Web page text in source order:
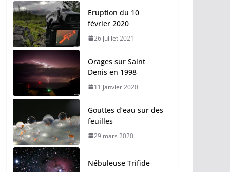
Eruption du 10
février 2020
26 juillet 2021
Orages sur Saint
Denis en 1998
11 janvier 2020
Gouttes d’eau sur des
feuilles
29 mars 2020
Nébuleuse Trifide